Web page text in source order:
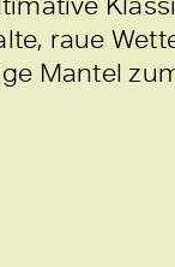
raue
Mantel